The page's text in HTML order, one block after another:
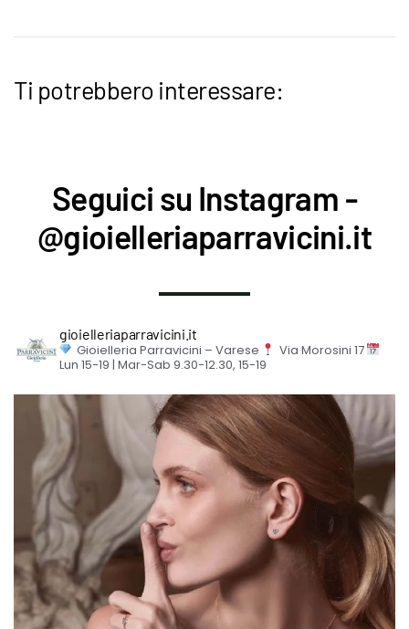
Ti potrebbero interessare:
Seguici su Instagram -
@gioielleriaparravicini.it
gioielleriaparravicini.it
Gioielleria Parravicini – Varese
Via Morosini 17
Lun 15-19 | Mar-Sab 9.30-12.30, 15-19